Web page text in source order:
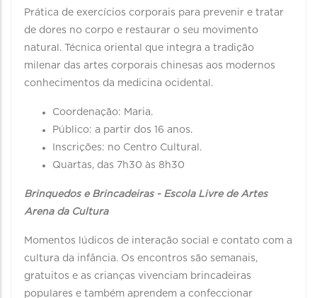
Prática de exercícios corporais para prevenir e tratar
de dores no corpo e restaurar o seu movimento
natural. Técnica oriental que integra a tradição
milenar das artes corporais chinesas aos modernos
conhecimentos da medicina ocidental.
Coordenação: Maria.
Público: a partir dos 16 anos.
Inscrições: no Centro Cultural.
Quartas, das 7h30 às 8h30
Brinquedos e Brincadeiras - Escola Livre de Artes
Arena da Cultura
Momentos lúdicos de interação social e contato com a
cultura da infância. Os encontros são semanais,
gratuitos e as crianças vivenciam brincadeiras
populares e também aprendem a confeccionar